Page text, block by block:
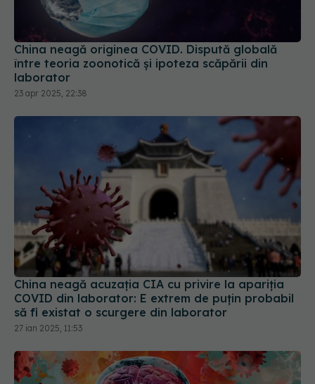
China neagă originea COVID. Dispută globală
între teoria zoonotică și ipoteza scăpării din
laborator
23 apr 2025, 22:38
China neagă acuzația CIA cu privire la apariția
COVID din laborator: E extrem de puţin probabil
să fi existat o scurgere din laborator
27 ian 2025, 11:53